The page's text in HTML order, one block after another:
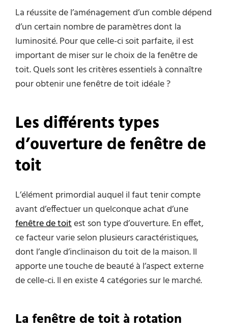
La réussite de l’aménagement d’un comble dépend
d’un certain nombre de paramètres dont la
luminosité. Pour que celle-ci soit parfaite, il est
important de miser sur le choix de la fenêtre de
toit. Quels sont les critères essentiels à connaître
pour obtenir une fenêtre de toit idéale ?
Les différents types
d’ouverture de fenêtre de
toit
L’élément primordial auquel il faut tenir compte
avant d’effectuer un quelconque achat d’une
fenêtre de toitest son type d’ouverture. En effet,
ce facteur varie selon plusieurs caractéristiques,
dont l’angle d’inclinaison du toit de la maison. Il
apporte une touche de beauté à l’aspect externe
de celle-ci. Il en existe 4 catégories sur le marché.
La fenêtre de toit à rotation